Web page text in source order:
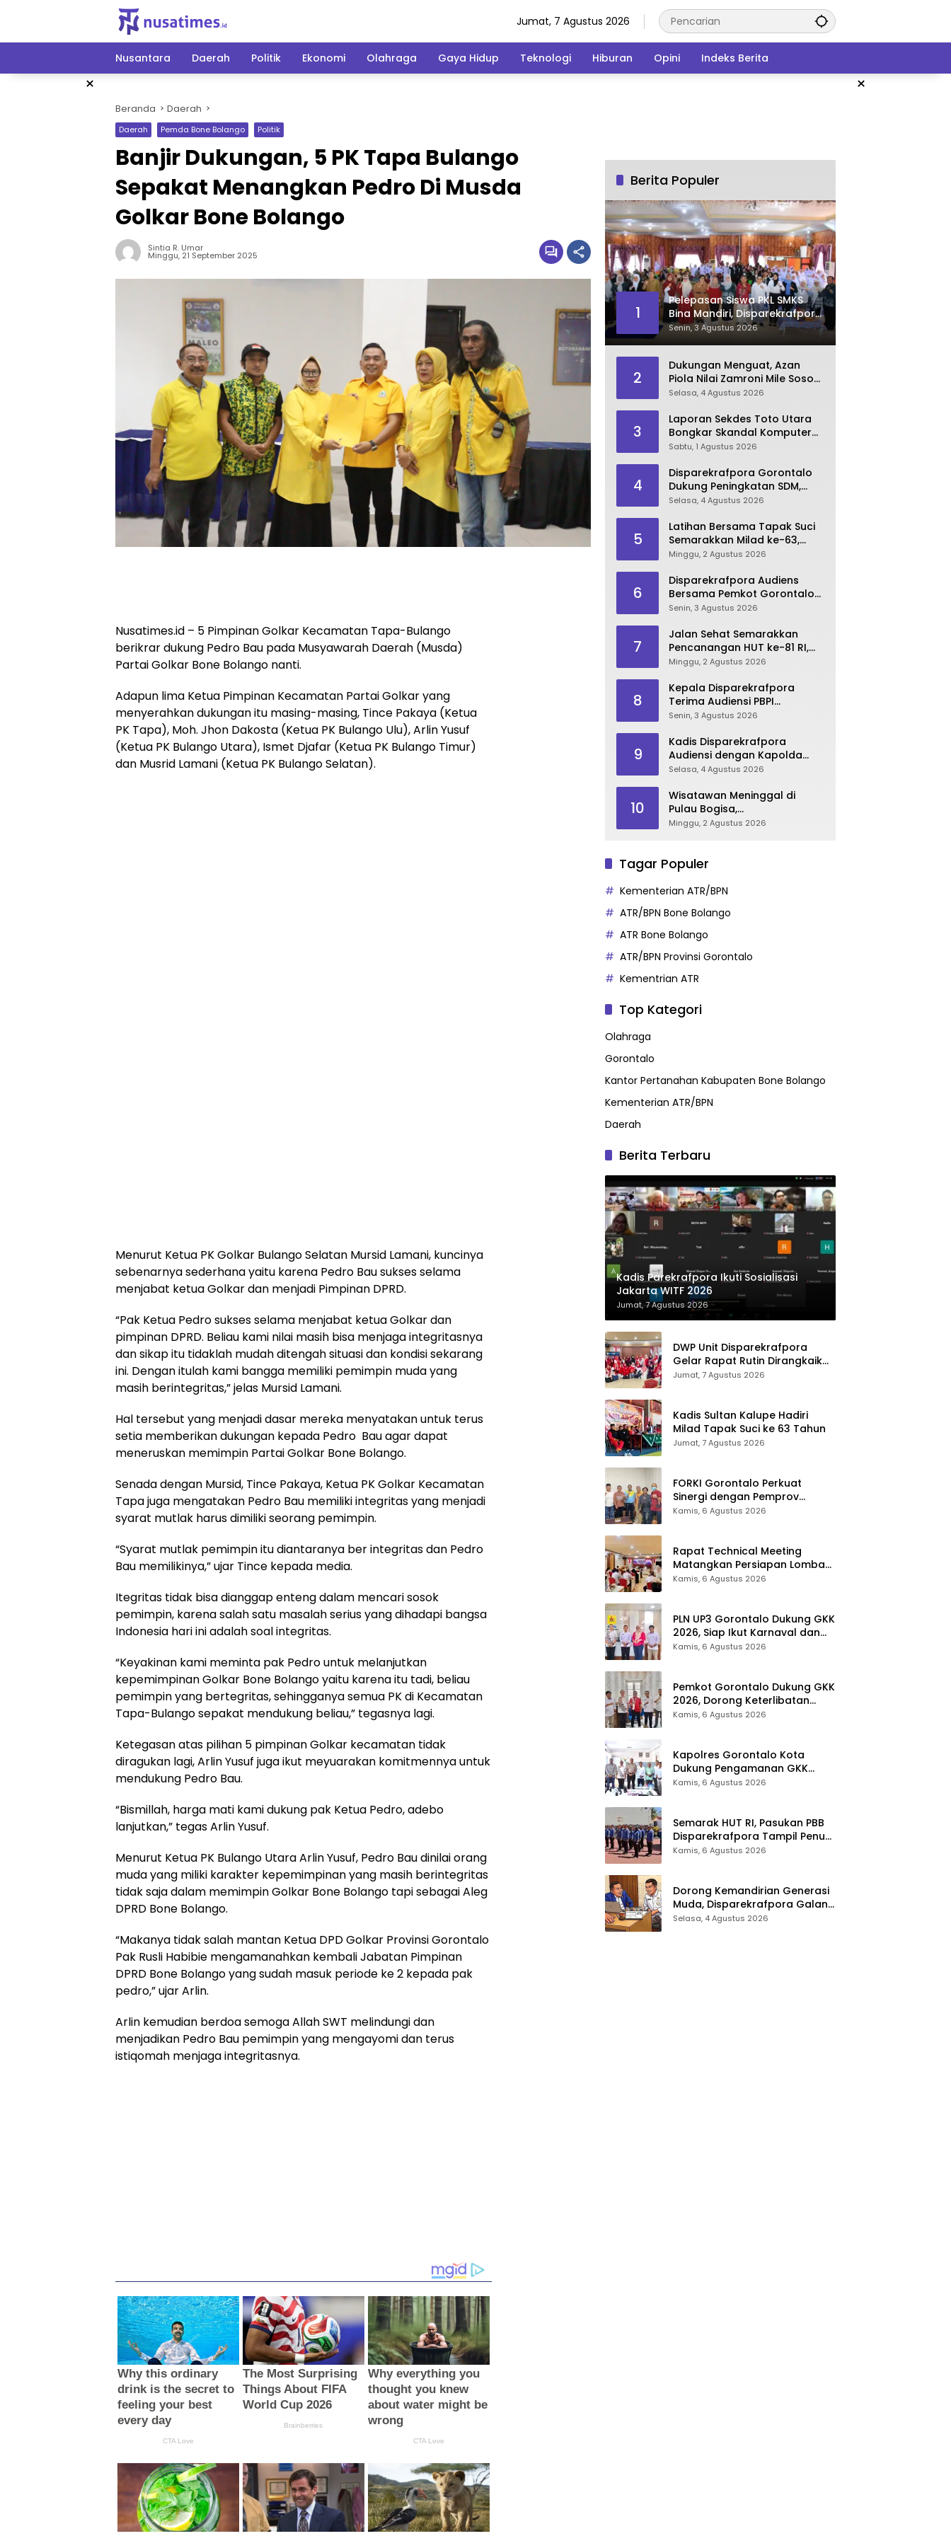
Jumat, 7 Agustus 2026
Nusantara Daerah Politik Ekonomi Olahraga Gaya Hidup Teknologi Hiburan Opini Indeks Berita
× ×
Beranda Daerah
Daerah Pemda Bone Bolango Politik
Banjir Dukungan, 5 PK Tapa Bulango
Sepakat Menangkan Pedro Di Musda
Golkar Bone Bolango
Sintia R. Umar
Minggu, 21 September 2025
Nusatimes.id – 5 Pimpinan Golkar Kecamatan Tapa-Bulango
berikrar dukung Pedro Bau pada Musyawarah Daerah (Musda)
Partai Golkar Bone Bolango nanti.
Adapun lima Ketua Pimpinan Kecamatan Partai Golkar yang
menyerahkan dukungan itu masing-masing, Tince Pakaya (Ketua
PK Tapa), Moh. Jhon Dakosta (Ketua PK Bulango Ulu), Arlin Yusuf
(Ketua PK Bulango Utara), Ismet Djafar (Ketua PK Bulango Timur)
dan Musrid Lamani (Ketua PK Bulango Selatan).
Menurut Ketua PK Golkar Bulango Selatan Mursid Lamani, kuncinya
sebenarnya sederhana yaitu karena Pedro Bau sukses selama
menjabat ketua Golkar dan menjadi Pimpinan DPRD.
“Pak Ketua Pedro sukses selama menjabat ketua Golkar dan
pimpinan DPRD. Beliau kami nilai masih bisa menjaga integritasnya
dan sikap itu tidaklah mudah ditengah situasi dan kondisi sekarang
ini. Dengan itulah kami bangga memiliki pemimpin muda yang
masih berintegritas,” jelas Mursid Lamani.
Hal tersebut yang menjadi dasar mereka menyatakan untuk terus
setia memberikan dukungan kepada Pedro Bau agar dapat
meneruskan memimpin Partai Golkar Bone Bolango.
Senada dengan Mursid, Tince Pakaya, Ketua PK Golkar Kecamatan
Tapa juga mengatakan Pedro Bau memiliki integritas yang menjadi
syarat mutlak harus dimiliki seorang pemimpin.
“Syarat mutlak pemimpin itu diantaranya ber integritas dan Pedro
Bau memilikinya,” ujar Tince kepada media.
Itegritas tidak bisa dianggap enteng dalam mencari sosok
pemimpin, karena salah satu masalah serius yang dihadapi bangsa
Indonesia hari ini adalah soal integritas.
“Keyakinan kami meminta pak Pedro untuk melanjutkan
kepemimpinan Golkar Bone Bolango yaitu karena itu tadi, beliau
pemimpin yang bertegritas, sehingganya semua PK di Kecamatan
Tapa-Bulango sepakat mendukung beliau,” tegasnya lagi.
Ketegasan atas pilihan 5 pimpinan Golkar kecamatan tidak
diragukan lagi, Arlin Yusuf juga ikut meyuarakan komitmennya untuk
mendukung Pedro Bau.
“Bismillah, harga mati kami dukung pak Ketua Pedro, adebo
lanjutkan,” tegas Arlin Yusuf.
Menurut Ketua PK Bulango Utara Arlin Yusuf, Pedro Bau dinilai orang
muda yang miliki karakter kepemimpinan yang masih berintegritas
tidak saja dalam memimpin Golkar Bone Bolango tapi sebagai Aleg
DPRD Bone Bolango.
“Makanya tidak salah mantan Ketua DPD Golkar Provinsi Gorontalo
Pak Rusli Habibie mengamanahkan kembali Jabatan Pimpinan
DPRD Bone Bolango yang sudah masuk periode ke 2 kepada pak
pedro,” ujar Arlin.
Arlin kemudian berdoa semoga Allah SWT melindungi dan
menjadikan Pedro Bau pemimpin yang mengayomi dan terus
istiqomah menjaga integritasnya.
Berita Populer
1
Pelepasan Siswa PKL SMKS
Bina Mandiri, Disparekrafpora
Dorong Lahirnya SDM
Pariwisata Unggul
Senin, 3 Agustus 2026
2
Dukungan Menguat, Azan
Piola Nilai Zamroni Mile Sosok
Tepat Teruskan
Selasa, 4 Agustus 2026
3
Laporan Sekdes Toto Utara
Bongkar Skandal Komputer
‘Siluman’ 2025
Sabtu, 1 Agustus 2026
4
Disparekrafpora Gorontalo
Dukung Peningkatan SDM,
Berikan Rekomendasi Studi S3
Selasa, 4 Agustus 2026
5
Latihan Bersama Tapak Suci
Semarakkan Milad ke-63,
Sultan Kalupe Ajak Atlet
Minggu, 2 Agustus 2026
6
Disparekrafpora Audiens
Bersama Pemkot Gorontalo
Bahas Dukungan GKK 2026
Senin, 3 Agustus 2026
7
Jalan Sehat Semarakkan
Pencanangan HUT ke-81 RI,
Danau Perintis Jadi Etalase
Minggu, 2 Agustus 2026
8
Kepala Disparekrafpora
Terima Audiensi PBPI
Gorontalo.
Senin, 3 Agustus 2026
9
Kadis Disparekrafpora
Audiensi dengan Kapolda
Gorontalo, Perkuat Sinergi
Karnaval Karawo 2026
Selasa, 4 Agustus 2026
10
Wisatawan Meninggal di
Pulau Bogisa,
Disparekrafpora Sampaikan
Minggu, 2 Agustus 2026
Tagar Populer
Kementerian ATR/BPN
ATR/BPN Bone Bolango
ATR Bone Bolango
ATR/BPN Provinsi Gorontalo
Kementrian ATR
Top Kategori
Olahraga
Gorontalo
Kantor Pertanahan Kabupaten Bone Bolango
Kementerian ATR/BPN
Daerah
Berita Terbaru
Kadis Parekrafpora Ikuti Sosialisasi
Jakarta WITF 2026
Jumat, 7 Agustus 2026
DWP Unit Disparekrafpora
Gelar Rapat Rutin Dirangkaikan
Edukasi Manajemen Stres
Jumat, 7 Agustus 2026
Kadis Sultan Kalupe Hadiri
Milad Tapak Suci ke 63 Tahun
Jumat, 7 Agustus 2026
FORKI Gorontalo Perkuat
Sinergi dengan Pemprov
Jelang Kejurda Liga 1 Piala
Kamis, 6 Agustus 2026
Rapat Technical Meeting
Matangkan Persiapan Lomba
Olahraga Masyarakat Tingkat
Kamis, 6 Agustus 2026
PLN UP3 Gorontalo Dukung GKK
2026, Siap Ikut Karnaval dan
Pastikan Ketersediaan Listrik
Kamis, 6 Agustus 2026
Pemkot Gorontalo Dukung GKK
2026, Dorong Keterlibatan
UMKM dan Ekraf Lokal
Kamis, 6 Agustus 2026
Kapolres Gorontalo Kota
Dukung Pengamanan GKK
2026, Disparekrafpora Perkuat
Kamis, 6 Agustus 2026
Semarak HUT RI, Pasukan PBB
Disparekrafpora Tampil Penuh
Semangat
Kamis, 6 Agustus 2026
Dorong Kemandirian Generasi
Muda, Disparekrafpora Galang
Dukungan Penuh Para Aleg
Selasa, 4 Agustus 2026